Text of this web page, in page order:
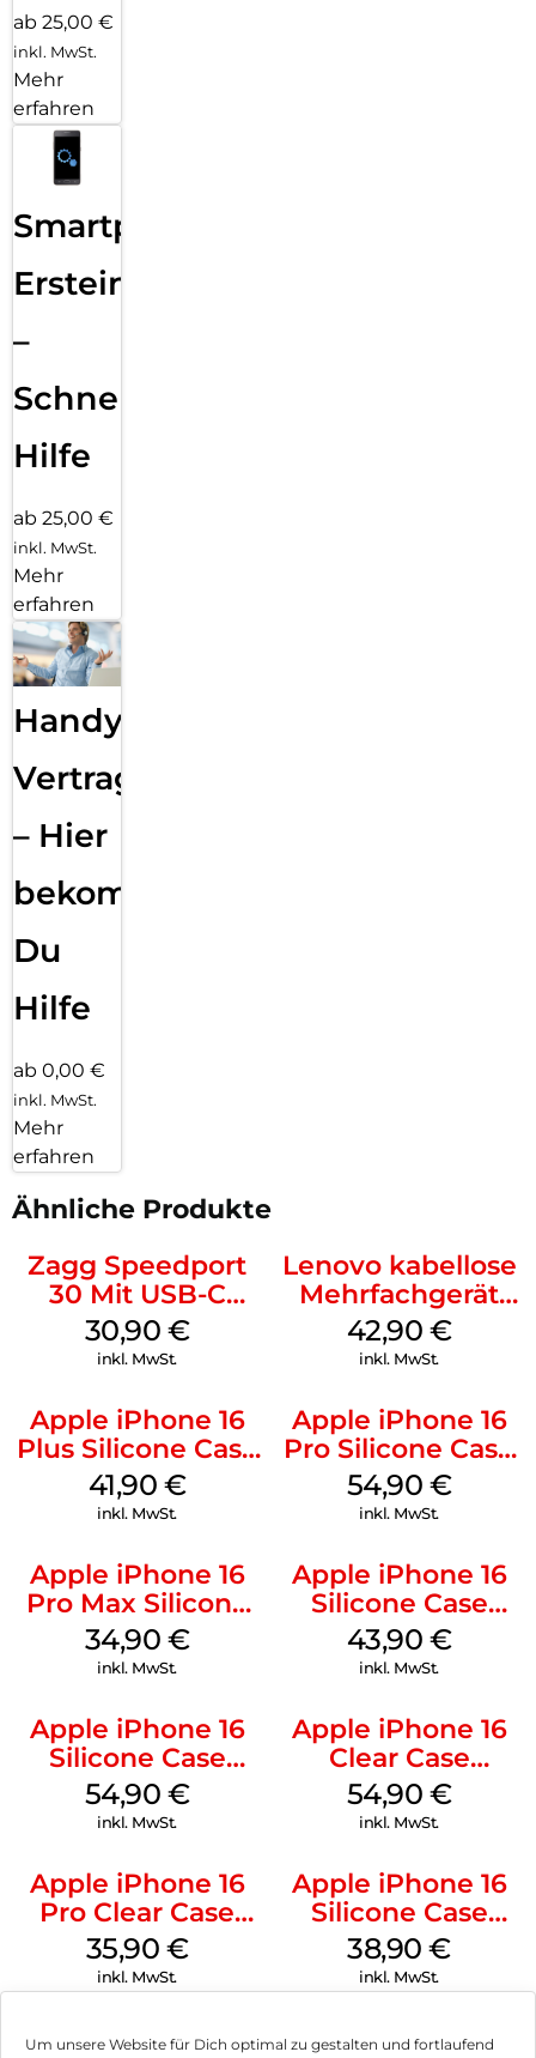
Um unsere Website für Dich optimal zu gestalten und fortlaufend
ab 25,00 €
inkl. MwSt.
Mehr
erfahren
Smartphone
Ersteinrichtung
–
Schnelle
Hilfe
ab 25,00 €
inkl. MwSt.
Mehr
erfahren
Handy
Vertragsabwicklung
– Hier
bekommst
Du
Hilfe
ab 0,00 €
inkl. MwSt.
Mehr
erfahren
Ähnliche Produkte
Zagg Speedport
30 Mit USB-C
Kabel Weiß
30,90 €
inkl. MwSt.
Lenovo kabellose
Mehrfachgerät
Luna Grey
42,90 €
inkl. MwSt.
Apple iPhone 16
Plus Silicone Case
MagSafe Stone
Gray
41,90 €
inkl. MwSt.
Apple iPhone 16
Pro Silicone Case
MagSafe Black
54,90 €
inkl. MwSt.
Apple iPhone 16
Pro Max Silicone
Case MagSafe
Denim
34,90 €
inkl. MwSt.
Apple iPhone 16
Silicone Case
MagSafe Plum
43,90 €
inkl. MwSt.
Apple iPhone 16
Silicone Case
MagSafe Black
54,90 €
inkl. MwSt.
Apple iPhone 16
Clear Case
MagSafe
Transparent
54,90 €
inkl. MwSt.
Apple iPhone 16
Pro Clear Case
MagSafe
Transparent
35,90 €
inkl. MwSt.
Apple iPhone 16
Silicone Case
MagSafe
Ultramarine
38,90€
inkl. MwSt.